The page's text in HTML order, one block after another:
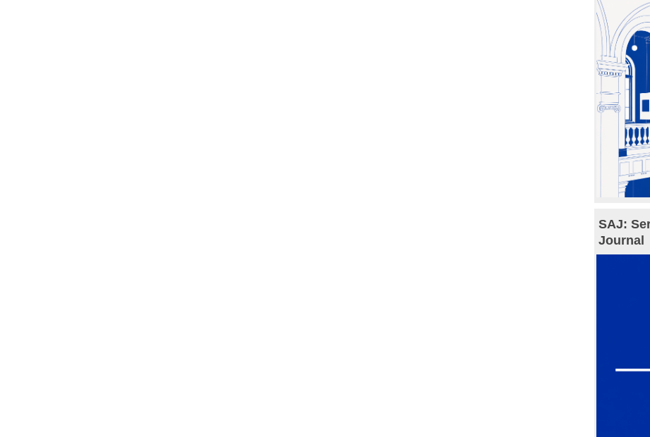
SAJ:
Journal